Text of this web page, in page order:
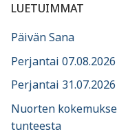
LUETUIMMAT
Päivän Sana
Perjantai 07.08.2026
Perjantai 31.07.2026
Nuorten
tunteesta